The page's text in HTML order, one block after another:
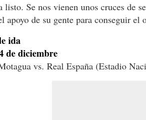
listo. Se nos vienen unos cruces de
apoyo de su gente para conseguir el
ida
de diciembre
vs. Real España (Estadio